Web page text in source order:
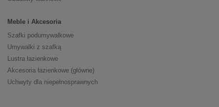
Meble i Akcesoria
Szafki podumywalkowe
Umywalki z szafką
Lustra łazienkowe
Akcesoria łazienkowe (główne)
Uchwyty dla niepełnosprawnych